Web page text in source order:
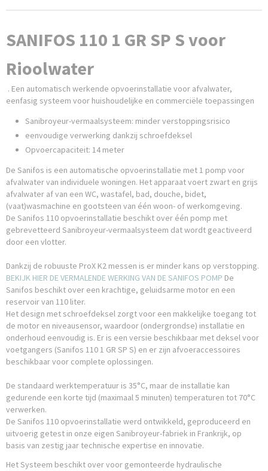
SANIFOS 110 1 GR SP S voor
Rioolwater
. Een automatisch werkende opvoerinstallatie voor afvalwater,
eenfasig systeem voor huishoudelijke en commerciële toepassingen
Sanibroyeur-vermaalsysteem: minder verstoppingsrisico
eenvoudige verwerking dankzij schroefdeksel
Opvoercapaciteit: 14 meter
De Sanifos is een automatische opvoerinstallatie met 1 pomp voor
afvalwater van individuele woningen. Het apparaat voert zwart en grijs
afvalwater af van een WC, wastafel, bad, douche, bidet,
(vaat)wasmachine en gootsteen van één woon- of werkomgeving.
De Sanifos 110 opvoerinstallatie beschikt over één pomp met
gebrevetteerd Sanibroyeur-vermaalsysteem dat wordt geactiveerd
door een vlotter.
Dankzij de robuuste ProX K2 messen is er minder kans op verstopping.
BEKIJK HIER DE VERMALENDE WERKING VAN DE SANIFOS POMP De
Sanifos beschikt over een krachtige, geluidsarme motor en een
reservoir van 110 liter.
Het design met schroefdeksel zorgt voor een makkelijke toegang tot
de motor en niveausensor, waardoor (ondergrondse) installatie en
onderhoud eenvoudig is. Er is een versie beschikbaar met deksel voor
voetgangers (Sanifos 110 1 GR SP S) en er zijn afvoeraccessoires
beschikbaar voor complete oplossingen.
De standaard werktemperatuur is 35°C, maar de installatie kan
gedurende een korte tijd (maximaal 5 minuten) temperaturen tot 70°C
verwerken.
De Sanifos 110 opvoerinstallatie werd ontwikkeld, geproduceerd en
uitvoerig getest in onze eigen Sanibroyeur-fabriek in Frankrijk, op
basis van zestig jaar technische expertise en innovatie.
Het Systeem beschikt over voor gemonteerde hydraulische